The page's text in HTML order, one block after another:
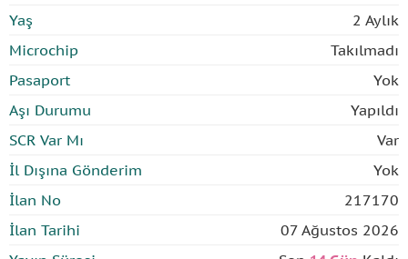
Yaş
2 Aylık
Microchip
Takılmadı
Pasaport
Yok
Aşı Durumu
Yapıldı
SCR Var Mı
Var
İl Dışına Gönderim
Yok
İlan No
217170
İlan Tarihi
07 Ağustos 2026